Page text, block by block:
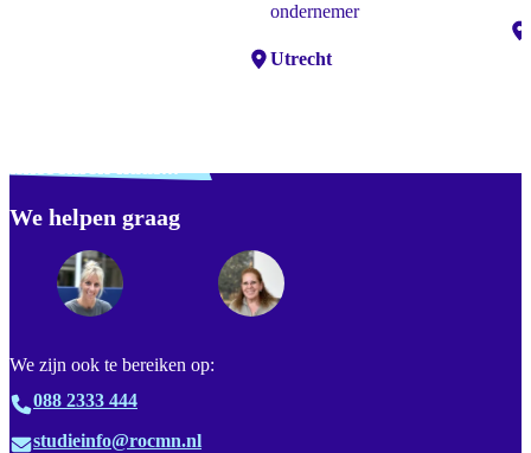
ondernemer
Locaties:
Utrecht
We helpen graag
We zijn ook te bereiken op:
088 2333 444
studieinfo@rocmn.nl
Footer